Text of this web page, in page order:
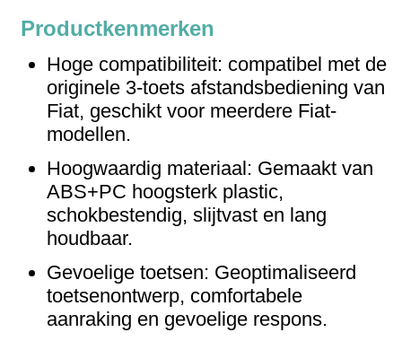
Productkenmerken
Hoge compatibiliteit: compatibel met de
originele 3-toets afstandsbediening van
Fiat, geschikt voor meerdere Fiat-
modellen.
Hoogwaardig materiaal: Gemaakt van
ABS+PC hoogsterk plastic,
schokbestendig, slijtvast en lang
houdbaar.
Gevoelige toetsen: Geoptimaliseerd
toetsenontwerp, comfortabele
aanraking en gevoelige respons.